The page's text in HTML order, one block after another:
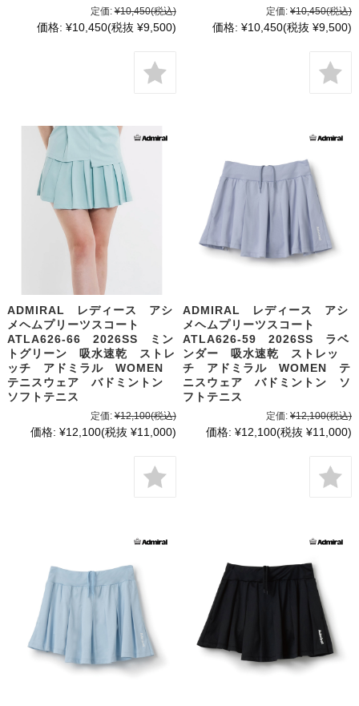
定価: ¥10,450(税込)
価格: ¥10,450(税抜 ¥9,500)
定価: ¥10,450(税込)
価格: ¥10,450(税抜 ¥9,500)
ADMIRAL レディース アシ
メヘムプリーツスコート
ATLA626-66 2026SS ミン
トグリーン 吸水速乾 ストレ
ッチ アドミラル WOMEN
テニスウェア バドミントン
ソフトテニス
定価: ¥12,100(税込)
価格: ¥12,100(税抜 ¥11,000)
ADMIRAL レディース アシ
メヘムプリーツスコート
ATLA626-59 2026SS ラベ
ンダー 吸水速乾 ストレッ
チ アドミラル WOMEN テ
ニスウェア バドミントン ソ
フトテニス
定価: ¥12,100(税込)
価格: ¥12,100(税抜 ¥11,000)